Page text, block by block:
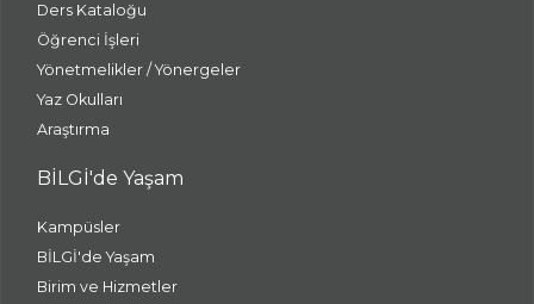
Ders Kataloğu
Öğrenci İşleri
Yönetmelikler / Yönergeler
Yaz Okulları
Araştırma
BİLGİ'de Yaşam
Kampüsler
BİLGİ'de Yaşam
Birim ve Hizmetler